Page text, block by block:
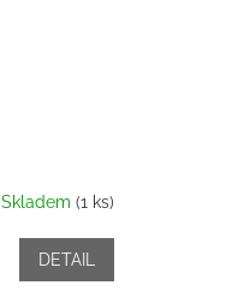
Skladem (1 ks)
DETAIL